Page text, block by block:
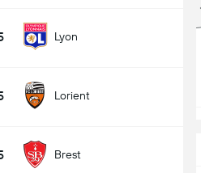
Lyon
Lorient
Brest